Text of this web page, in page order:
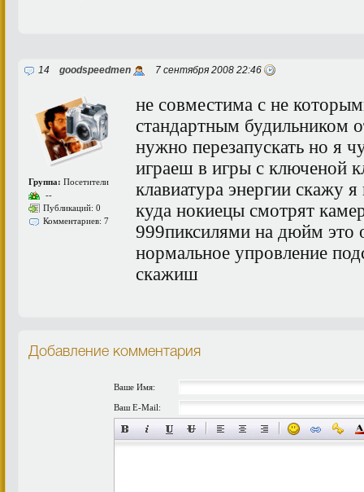
14 goodspeedmen 7 сентября 2008 22:46
Группа: Посетители
--
Публикаций: 0
Комментариев: 7
не совместима с не
стандартным будильником
нужно перезапускать но я
играеш в игры с ключеной
клавиатура энергии скажу
куда нокиецы смотрят
999пиксилями на дюйм это
нормальное упровление
скажиш
Добавление комментария
Ваше Имя:
Ваш E-Mail: